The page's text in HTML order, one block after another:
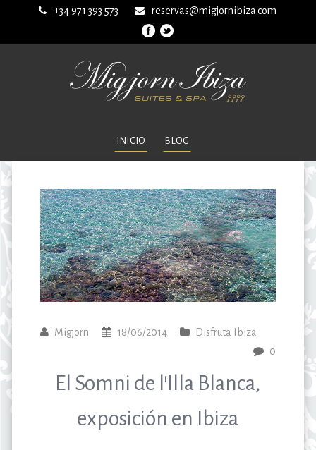
+34 971 393 573 reservas@migjornibiza.com
INICIO BLOG
Migjorn 18/06/2014
Disfruta Ibiza
0
El Somni de l’Illa Blanca,
exposición en Ibiza